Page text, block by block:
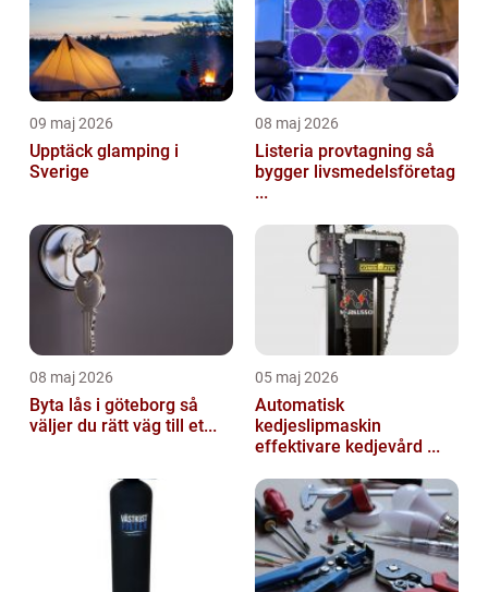
09 maj 2026
Upptäck glamping i
Sverige
08 maj 2026
Listeria provtagning så
bygger livsmedelsföretag
...
08 maj 2026
Byta lås i göteborg så
väljer du rätt väg till et...
05 maj 2026
Automatisk
kedjeslipmaskin
effektivare kedjevård ...